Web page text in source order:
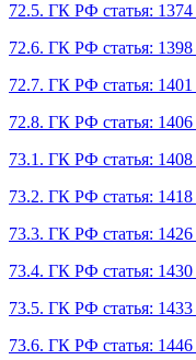
72.5. ГК РФ статья:
72.6. ГК РФ статья:
72.7. ГК РФ статья:
72.8. ГК РФ статья:
73.1. ГК РФ статья:
73.2. ГК РФ статья:
73.3. ГК РФ статья:
73.4. ГК РФ статья:
73.5. ГК РФ статья:
73.6. ГК РФ статья: